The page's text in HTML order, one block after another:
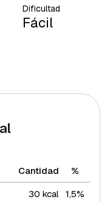
Dificultad
Fácil
Cantidad
%
30 kcal 1,5%